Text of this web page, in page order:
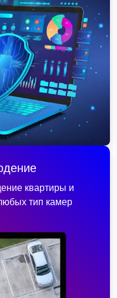
квартиры и
тип камер